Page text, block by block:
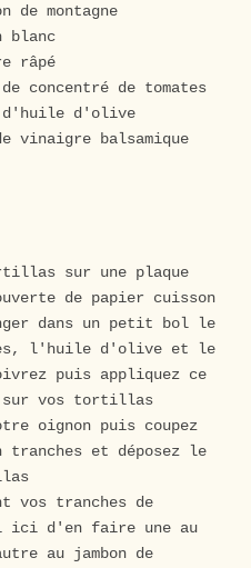
de montagne
blanc
râpé
concentré de tomates
d'huile d'olive
vinaigre balsamique
sur une plaque
de papier cuisson
dans un petit bol le
l'huile d'olive et le
puis appliquez ce
sur vos tortillas
oignon puis coupez
tranches et déposez le
vos tranches de
ici d'en faire une au
au jambon de